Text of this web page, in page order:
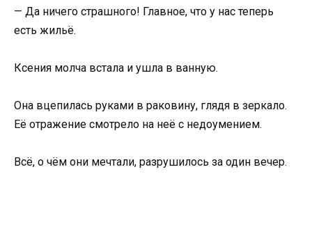
— Да ничего страшного! Главное, что у нас теперь
есть жильё.
Ксения молча встала и ушла в ванную.
Она вцепилась руками в раковину, глядя в зеркало.
Её отражение смотрело на неё с недоумением.
Всё, о чём они мечтали, разрушилось за один вечер.